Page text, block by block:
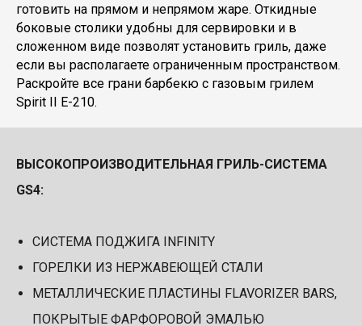
готовить на прямом и непрямом жаре. Откидные
боковые столики удобны для сервировки и в
сложенном виде позволят установить гриль, даже
если вы располагаете ограниченным пространством.
Раскройте все грани барбекю с газовым грилем
Spirit II E-210.
ВЫСОКОПРОИЗВОДИТЕЛЬНАЯ ГРИЛЬ-СИСТЕМА
GS4:
СИСТЕМА ПОДЖИГА INFINITY
ГОРЕЛКИ ИЗ НЕРЖАВЕЮЩЕЙ СТАЛИ
МЕТАЛЛИЧЕСКИЕ ПЛАСТИНЫ FLAVORIZER BARS,
ПОКРЫТЫЕ ФАРФОРОВОЙ ЭМАЛЬЮ